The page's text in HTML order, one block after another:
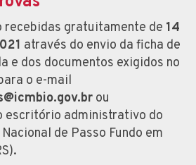
recebidas gratuitamente de 14
através do envio da ficha de
e dos documentos exigidos no
o e-mail
ou
escritório administrativo do
de Passo Fundo em